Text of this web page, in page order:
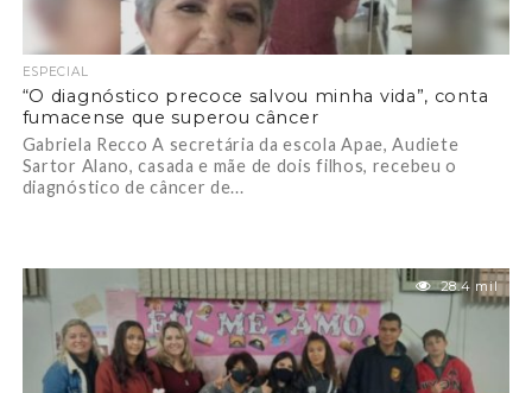
ESPECIAL
“O diagnóstico precoce salvou minha vida”, conta
fumacense que superou câncer
Gabriela Recco A secretária da escola Apae, Audiete
Sartor Alano, casada e mãe de dois filhos, recebeu o
diagnóstico de câncer de...
28.4 mil